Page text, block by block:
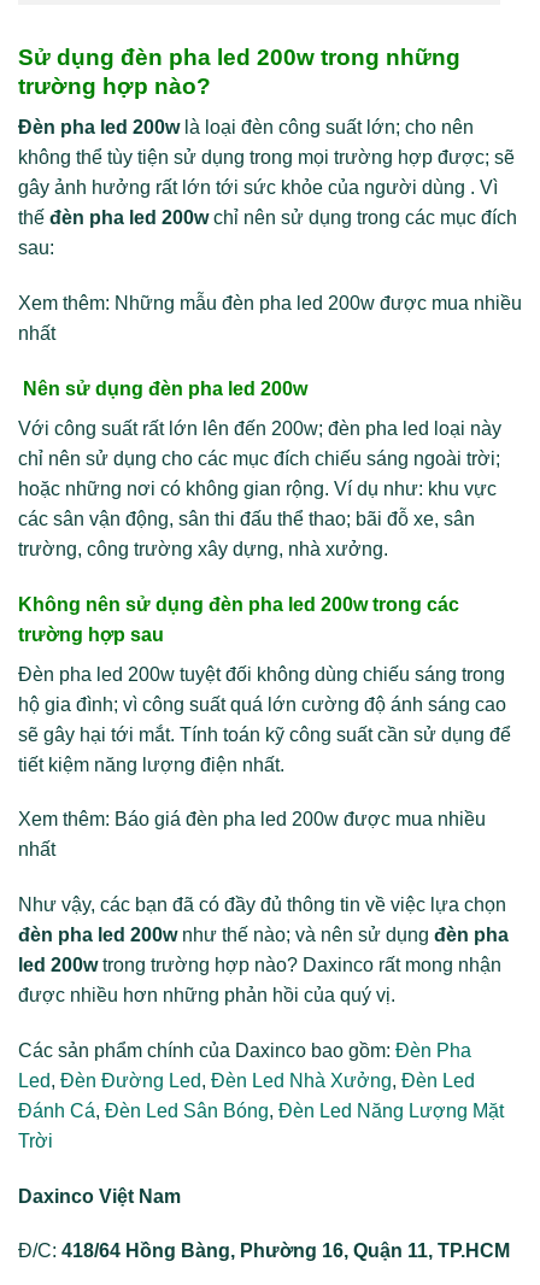
Sử dụng đèn pha led 200w trong những
trường hợp nào?
Đèn pha led 200wlà loại đèn công suất lớn; cho nên
không thể tùy tiện sử dụng trong mọi trường hợp được; sẽ
gây ảnh hưởng rất lớn tới sức khỏe của người dùng . Vì
thế đèn pha led 200wchỉ nên sử dụng trong các mục đích
sau:
Xem thêm: Những mẫu đèn pha led 200w được mua nhiều
nhất
Nên sử dụng đèn pha led 200w
Với công suất rất lớn lên đến 200w; đèn pha led loại này
chỉ nên sử dụng cho các mục đích chiếu sáng ngoài trời;
hoặc những nơi có không gian rộng. Ví dụ như: khu vực
các sân vận động, sân thi đấu thể thao; bãi đỗ xe, sân
trường, công trường xây dựng, nhà xưởng.
Không nên sử dụng đèn pha led 200w trong các
trường hợp sau
Đèn pha led 200w tuyệt đối không dùng chiếu sáng trong
hộ gia đình; vì công suất quá lớn cường độ ánh sáng cao
sẽ gây hại tới mắt. Tính toán kỹ công suất cần sử dụng để
tiết kiệm năng lượng điện nhất.
Xem thêm: Báo giá đèn pha led 200w được mua nhiều
nhất
Như vậy, các bạn đã có đầy đủ thông tin về việc lựa chọn
đèn pha led 200wnhư thế nào; và nên sử dụng đèn pha
led 200wtrong trường hợp nào? Daxinco rất mong nhận
được nhiều hơn những phản hồi của quý vị.
Các sản phẩm chính của Daxinco bao gồm: Đèn Pha
Led, Đèn Đường Led, Đèn Led Nhà Xưởng, Đèn Led
Đánh Cá, Đèn Led Sân Bóng, Đèn Led Năng Lượng Mặt
Trời
Daxinco Việt Nam
Đ/C: 418/64 Hồng Bàng, Phường 16, Quận 11, TP.HCM